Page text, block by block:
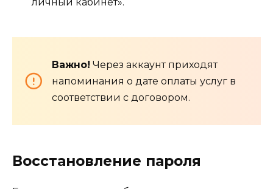
личный кабинет».
Важно! Через аккаунт приходят
напоминания о дате оплаты услуг в
соответствии с договором.
Восстановление пароля